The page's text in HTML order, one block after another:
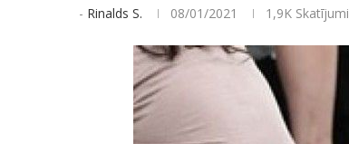
- Rinalds S. 08/01/2021 1,9K Skatījumi